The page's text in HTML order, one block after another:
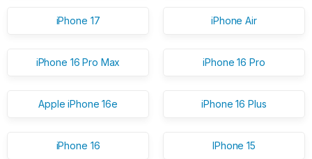
iPhone 17 iPhone Air
iPhone 16 Pro Max iPhone 16 Pro
Apple iPhone 16e iPhone 16 Plus
iPhone 16 IPhone 15